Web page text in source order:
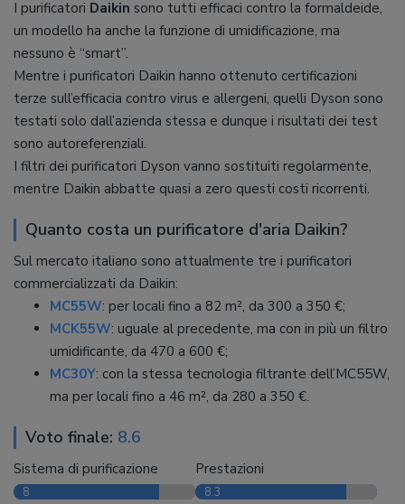
I purificatori Daikin sono tutti efficaci contro la formaldeide,
un modello ha anche la funzione di umidificazione, ma
nessuno è “smart”.
Mentre i purificatori Daikin hanno ottenuto certificazioni
terze sull’efficacia contro virus e allergeni, quelli Dyson sono
testati solo dall’azienda stessa e dunque i risultati dei test
sono autoreferenziali.
I filtri dei purificatori Dyson vanno sostituiti regolarmente,
mentre Daikin abbatte quasi a zero questi costi ricorrenti.
Quanto costa un purificatore d'aria Daikin?
Sul mercato italiano sono attualmente tre i purificatori
commercializzati da Daikin:
MC55W: per locali fino a 82 m², da 300 a 350 €;
MCK55W: uguale al precedente, ma con in più un filtro
umidificante, da 470 a 600 €;
MC30Y: con la stessa tecnologia filtrante dell’MC55W,
ma per locali fino a 46 m², da 280 a 350 €.
Voto finale: 8.6
Sistema di purificazione
8
Prestazioni
8.3